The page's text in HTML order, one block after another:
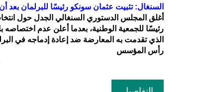
السنغال: تثبيت عثمان سونكو رئيسًا للبرلمان
أغلق المجلس الدستوري السنغالي الجدل حول
رئيسًا للجمعية الوطنية، بعدما أعلن عدم اختصاصه
الذي تقدمت به المعارضة ضد إعادة إدماجه في
رأس المؤسس